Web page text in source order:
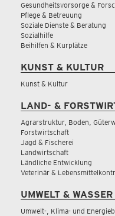
Gesundheitsvorsorge &
Pflege & Betreuung
Soziale Dienste & Beratung
Sozialhilfe
Beihilfen & Kurplätze
KUNST & KULTUR
Kunst & Kultur
LAND- &
Agrarstruktur, Boden,
Forstwirtschaft
Jagd & Fischerei
Landwirtschaft
Ländliche Entwicklung
Veterinär &
UMWELT & WASSER
Umwelt-, Klima- und